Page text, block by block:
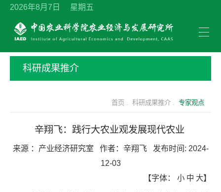
2026年8月7日 星期五
科研成果推介
首页 . 科研成果推介 . 专家观点
辛翔飞：践行大农业观发展现代农业
来源 ： 产业经济研究室 作者： 辛翔飞 发布时间: 2024-
12-03
【字体： 小 中 大】